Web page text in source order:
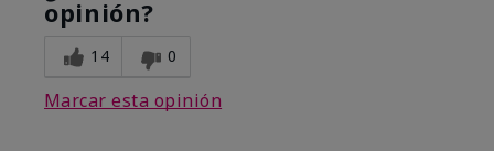
opinión?
14 0
Marcar esta opinión